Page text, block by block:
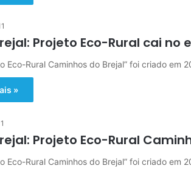
Projeto Eco-Rural cai no
Eco-Rural Caminhos do Brejal” foi criado
»
Projeto Eco-Rural
Eco-Rural Caminhos do Brejal” foi criado